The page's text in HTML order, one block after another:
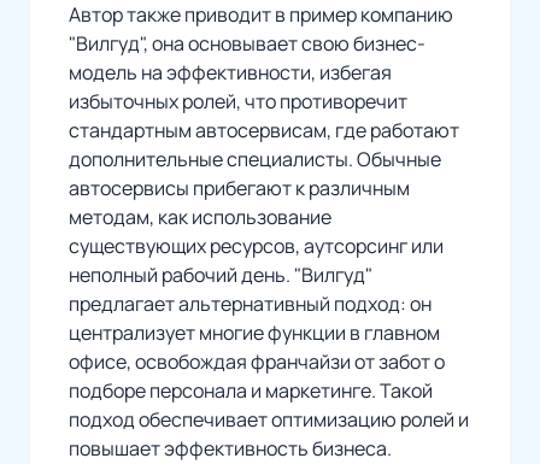
Автор также приводит в пример компанию
"Вилгуд", она основывает свою бизнес-
модель на эффективности, избегая
избыточных ролей, что противоречит
стандартным автосервисам, где работают
дополнительные специалисты. Обычные
автосервисы прибегают к различным
методам, как использование
существующих ресурсов, аутсорсинг или
неполный рабочий день. "Вилгуд"
предлагает альтернативный подход: он
централизует многие функции в главном
офисе, освобождая франчайзи от забот о
подборе персонала и маркетинге. Такой
подход обеспечивает оптимизацию ролей и
повышает эффективность бизнеса.